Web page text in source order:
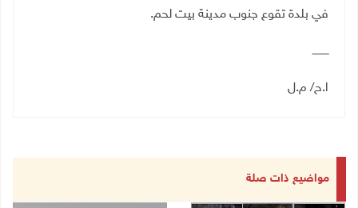
في بلدة تقوع جنوب مدينة بيت لحم.
ــــــــــ
ا.ح/ م.ل
مواضيع ذات صلة